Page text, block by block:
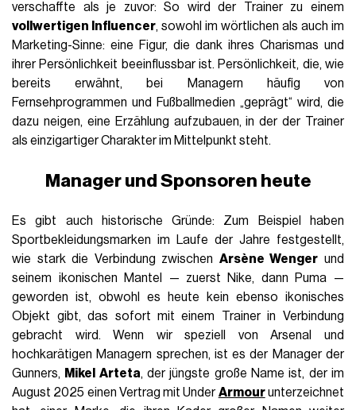
verschaffte als je zuvor: So wird der Trainer zu einem
vollwertigen Influencer, sowohl im wörtlichen als auch im
Marketing-Sinne: eine Figur, die dank ihres Charismas und
ihrer Persönlichkeit beeinflussbar ist. Persönlichkeit, die, wie
bereits erwähnt, bei Managern häufig von
Fernsehprogrammen und Fußballmedien „geprägt“ wird, die
dazu neigen, eine Erzählung aufzubauen, in der der Trainer
als einzigartiger Charakter im Mittelpunkt steht.
Manager und Sponsoren heute
Es gibt auch historische Gründe: Zum Beispiel haben
Sportbekleidungsmarken im Laufe der Jahre festgestellt,
wie stark die Verbindung zwischen Arsène Wenger und
seinem ikonischen Mantel — zuerst Nike, dann Puma —
geworden ist, obwohl es heute kein ebenso ikonisches
Objekt gibt, das sofort mit einem Trainer in Verbindung
gebracht wird. Wenn wir speziell von Arsenal und
hochkarätigen Managern sprechen, ist es der Manager der
Gunners, Mikel Arteta, der jüngste große Name ist, der im
August 2025 einen Vertrag mit UnderArmourunterzeichnet